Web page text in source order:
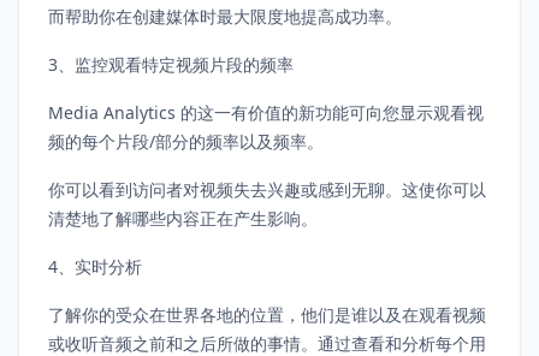
而帮助你在创建媒体时最大限度地提高成功率。
3、监控观看特定视频片段的频率
Media Analytics 的这一有价值的新功能可向您显示观看视
频的每个片段/部分的频率以及频率。
你可以看到访问者对视频失去兴趣或感到无聊。这使你可以
清楚地了解哪些内容正在产生影响。
4、实时分析
了解你的受众在世界各地的位置，他们是谁以及在观看视频
或收听音频之前和之后所做的事情。通过查看和分析每个用